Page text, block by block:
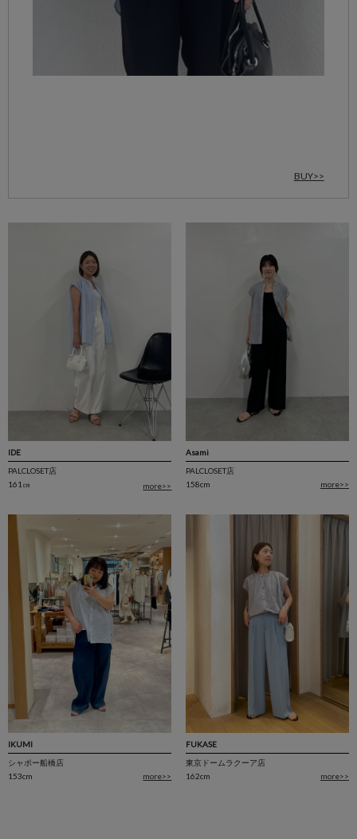
BUY>>
IDE
PALCLOSET店
161㎝
more>>
Asami
PALCLOSET店
158cm
more>>
IKUMI
シャポー船橋店
153cm
more>>
FUKASE
東京ドームラクーア店
162cm
more>>